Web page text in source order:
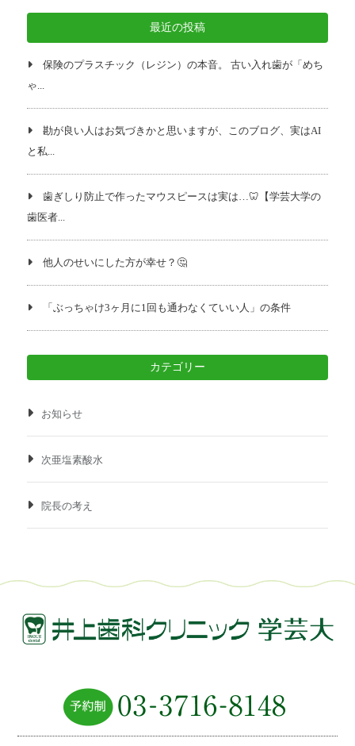
最近の投稿
保険のプラスチック（レジン）の本音。 古い入れ歯が「めち
ゃ...
勘が良い人はお気づきかと思いますが、このブログ、実はAI
と私...
歯ぎしり防止で作ったマウスピースは実は…🦷【学芸大学の
歯医者...
他人のせいにした方が幸せ？🤔
「ぶっちゃけ3ヶ月に1回も通わなくていい人」の条件
カテゴリー
お知らせ
次亜塩素酸水
院長の考え